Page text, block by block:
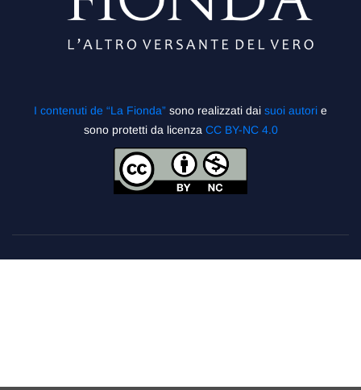
I contenuti de “La Fionda” sono realizzati dai suoi autori e
sono protetti da licenza CC BY-NC 4.0